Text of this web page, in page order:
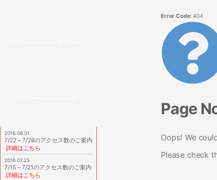
2016.08.01
7/22～7/28のアクセス数のご案内
詳細はこちら
2016.07.25
7/15～7/21のアクセス数のご案内
詳細はこちら
Error Code: 404
Page
Oops! We
Please check